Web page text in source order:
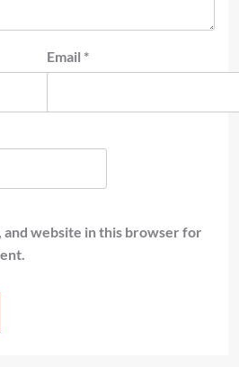
Email *
and website in this browser for